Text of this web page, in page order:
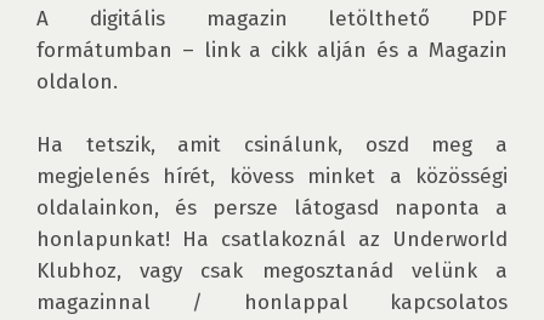
A digitális magazin letölthető PDF
formátumban – link a cikk alján és a Magazin
oldalon.
Ha tetszik, amit csinálunk, oszd meg a
megjelenés hírét, kövess minket a közösségi
oldalainkon, és persze látogasd naponta a
honlapunkat! Ha csatlakoznál az Underworld
Klubhoz, vagy csak megosztanád velünk a
magazinnal / honlappal kapcsolatos